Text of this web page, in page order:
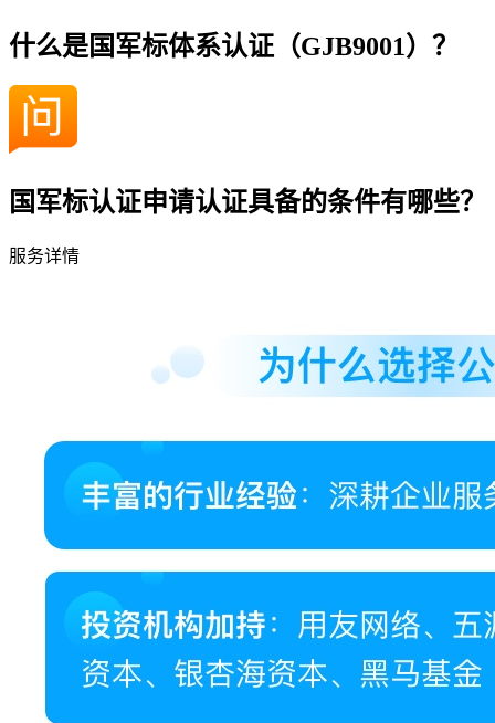
什么是国军标体系认证（GJB9001）？
国军标认证申请认证具备的条件有哪些？
服务详情